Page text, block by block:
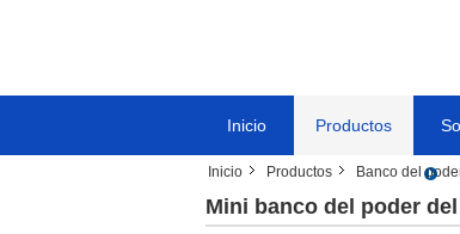
Inicio Productos
Inicio Productos Banco del
Mini banco del poder